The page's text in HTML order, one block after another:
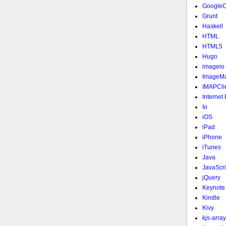
Grunt
Haskell
HTML
HTML5
Hugo
imageio
Internet
Io
iOS
iPad
iPhone
iTunes
Java
jQuery
Keynote
Kindle
Kivy
kjs-array